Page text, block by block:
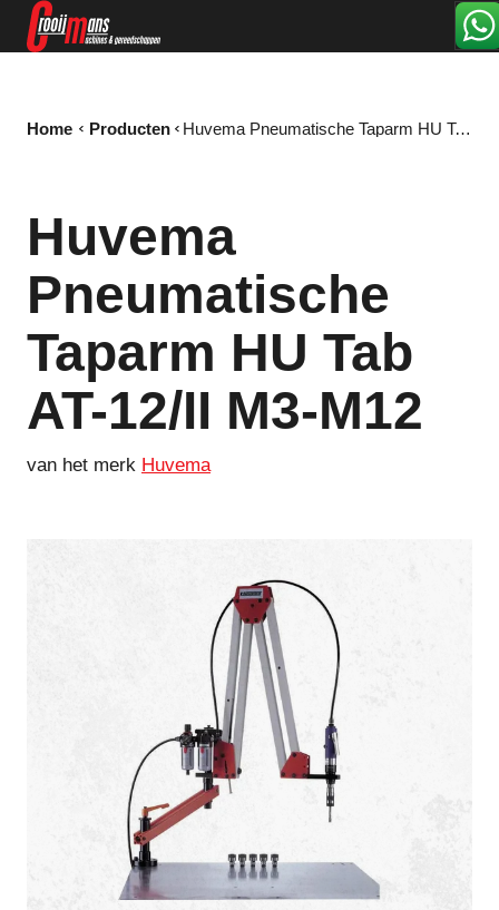
Home Producten Huvema Pneumatische Taparm HU Tab AT-12/II M3-M12
Huvema
Pneumatische
Taparm HU Tab
AT-12/II M3-M12
van het merk Huvema